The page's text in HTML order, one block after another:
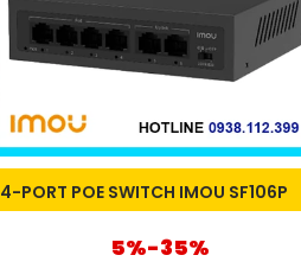
4-PORT POE SWITCH IMOU SF106P
5%-35%